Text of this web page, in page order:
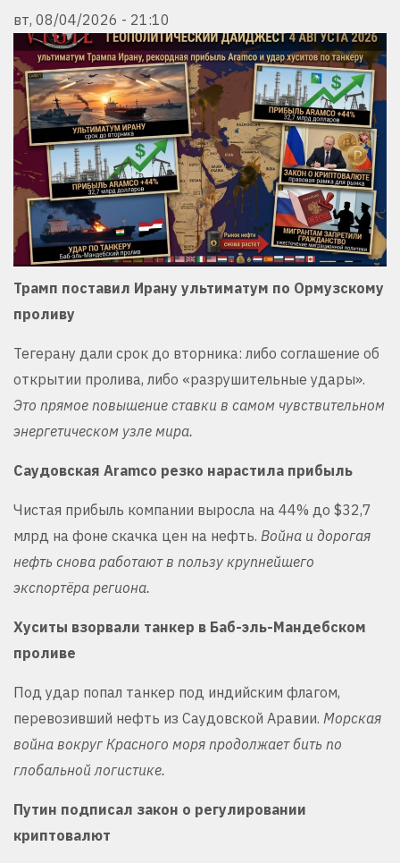
ЧЕМ
ОН
РЕАЛЬНО
ОТКРЫЛСЯ
вт, 08/04/2026 - 21:10
Трамп поставил Ирану ультиматум по Ормузскому
проливу
Тегерану дали срок до вторника: либо соглашение об
открытии пролива, либо «разрушительные удары».
Это прямое повышение ставки в самом чувствительном
энергетическом узле мира.
Саудовская Aramco резко нарастила прибыль
Чистая прибыль компании выросла на 44% до $32,7
млрд на фоне скачка цен на нефть. Война и дорогая
нефть снова работают в пользу крупнейшего
экспортёра региона.
Хуситы взорвали танкер в Баб-эль-Мандебском
проливе
Под удар попал танкер под индийским флагом,
перевозивший нефть из Саудовской Аравии. Морская
война вокруг Красного моря продолжает бить по
глобальной логистике.
Путин подписал закон о регулировании
криптовалют